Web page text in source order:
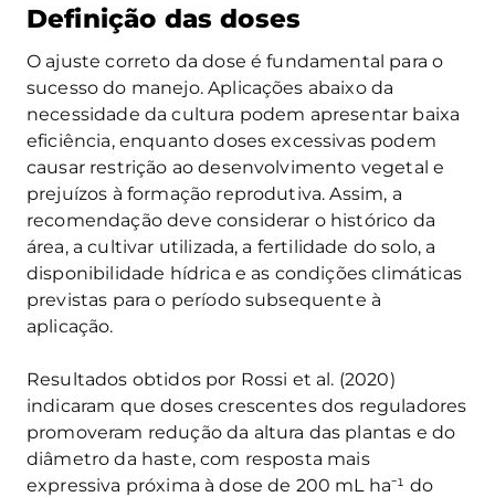
Definição das doses
O ajuste correto da dose é fundamental para o
sucesso do manejo. Aplicações abaixo da
necessidade da cultura podem apresentar baixa
eficiência, enquanto doses excessivas podem
causar restrição ao desenvolvimento vegetal e
prejuízos à formação reprodutiva. Assim, a
recomendação deve considerar o histórico da
área, a cultivar utilizada, a fertilidade do solo, a
disponibilidade hídrica e as condições climáticas
previstas para o período subsequente à
aplicação.
Resultados obtidos por Rossi et al. (2020)
indicaram que doses crescentes dos reguladores
promoveram redução da altura das plantas e do
diâmetro da haste, com resposta mais
expressiva próxima à dose de 200 mL ha⁻¹ do